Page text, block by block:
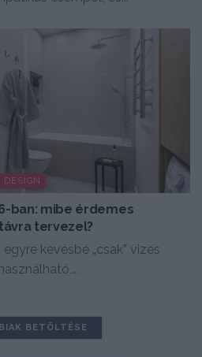
ban: mibe érdemes
tervezel?
kevésbé „csak” vizes
BETÖLTÉSE